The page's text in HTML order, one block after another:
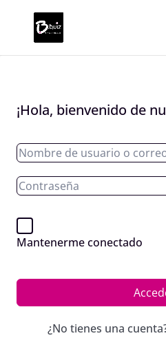
¡Hola, bienvenido de
Mantenerme conectado
¿No tienes una